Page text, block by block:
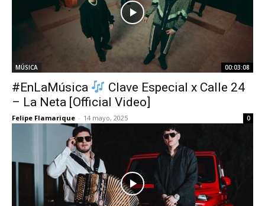
MÚSICA 00:03:08
#EnLaMúsica
Clave Especial x Calle 24
– La Neta [Official Video]
Felipe Flamarique - 14 mayo, 2025 0